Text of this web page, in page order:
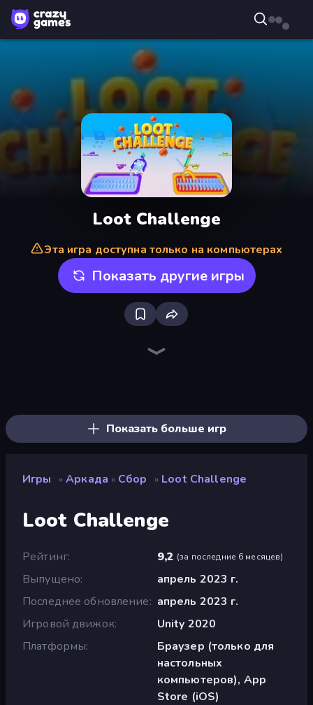
Loot Challenge
Эта игра доступна только на компьютерах
Показать другие игры
Показать больше игр
Игры » Аркада » Сбор » Loot Challenge
Loot Challenge
Рейтинг 9,2 (за последние 6 месяцев)
Выпущено
апрель 2023 г.
Последнее обновление
апрель 2023 г.
Игровой движок
Unity 2020
Платформы
Браузер (только для
настольных
компьютеров), App
Store (iOS)